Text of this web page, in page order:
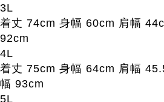
3L
着丈 74cm 身幅 60cm 肩幅
92cm
4L
着丈 75cm 身幅 64cm 肩幅
幅 93cm
5L